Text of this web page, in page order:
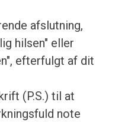
afslutning,
hilsen" eller
efterfulgt af dit
(P.S.) til at
note